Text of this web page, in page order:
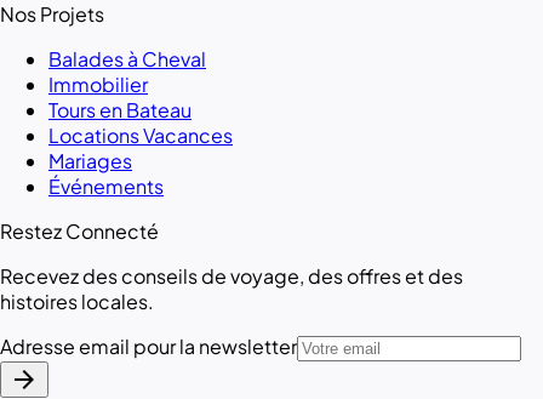
Nos Projets
Balades à Cheval
Immobilier
Tours en Bateau
Locations Vacances
Mariages
Événements
Restez Connecté
Recevez des conseils de voyage, des offres et des
histoires locales.
Adresse email pour la newsletter
arrow_forward